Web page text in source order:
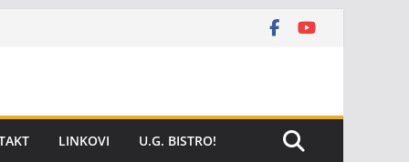
LINKOVI U.G. BISTRO!